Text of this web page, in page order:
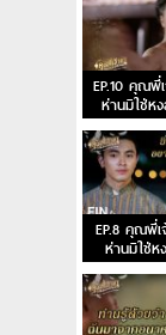
EP.10 คุณพี่
ห่านมิใช่ห
EP.8 คุณพี่เ
ห่านมิใช่